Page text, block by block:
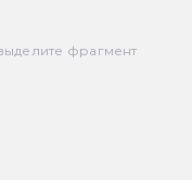
фрагмент